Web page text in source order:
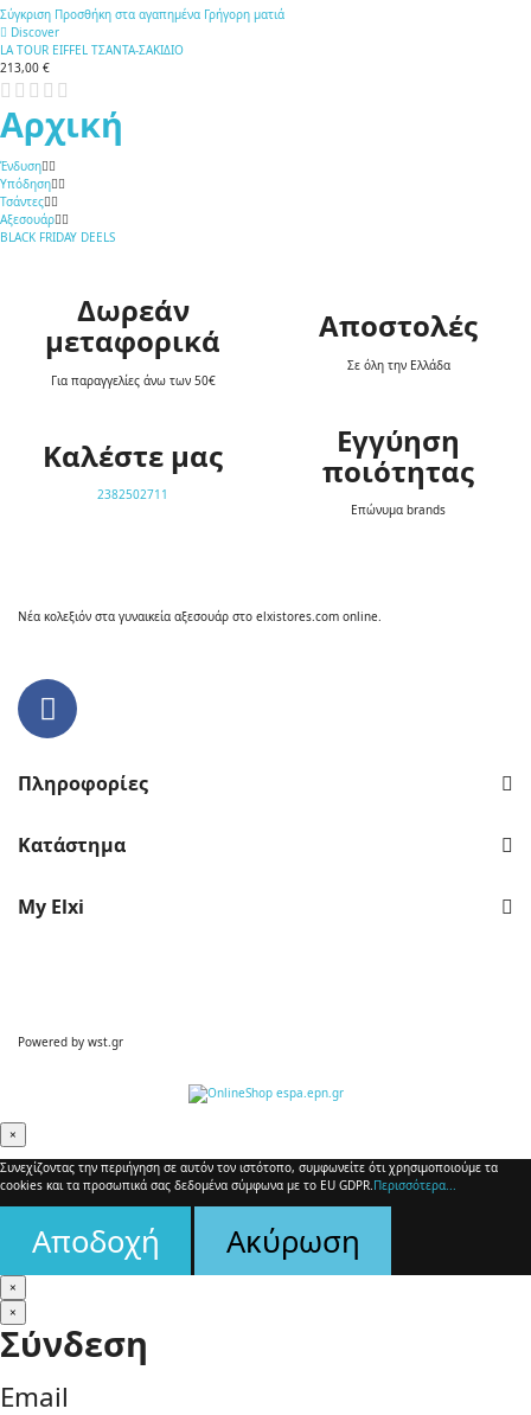
Σύγκριση Προσθήκη στα αγαπημένα Γρήγορη ματιά
Discover
LA TOUR EIFFEL ΤΣΑΝΤΑ-ΣΑΚΙΔΙΟ
213,00 €
Αρχική
Ένδυση
Υπόδηση
Τσάντες
Αξεσουάρ
BLACK FRIDAY DEELS
Δωρεάν
μεταφορικά
Για παραγγελίες άνω των 50€
Αποστολές
Σε όλη την Ελλάδα
Καλέστε μας
2382502711
Εγγύηση
ποιότητας
Επώνυμα brands
Νέα κολεξιόν στα γυναικεία αξεσουάρ στο elxistores.com online.
Πληροφορίες
Κατάστημα
My Elxi
Powered by wst.gr
×
Συνεχίζοντας την περιήγηση σε αυτόν τον ιστότοπο, συμφωνείτε ότι χρησιμοποιούμε τα
cookies και τα προσωπικά σας δεδομένα σύμφωνα με το EU GDPR. Περισσότερα...
Αποδοχή Ακύρωση
×
×
Σύνδεση
Email